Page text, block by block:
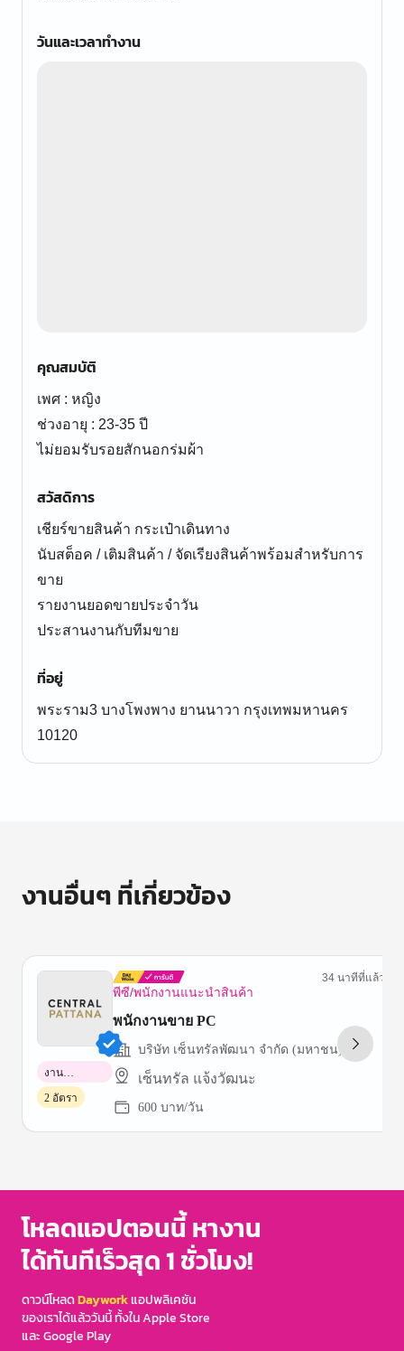
วันและเวลาทำงาน
คุณสมบัติ
เพศ : หญิง
ช่วงอายุ : 23-35 ปี
ไม่ยอมรับรอยสักนอกร่มผ้า
สวัสดิการ
เชียร์ขายสินค้า กระเป๋าเดินทาง
นับสต็อค / เติมสินค้า / จัดเรียงสินค้าพร้อมสำหรับการ
ขาย
รายงานยอดขายประจำวัน
ประสานงานกับทีมขาย
ที่อยู่
พระราม3 บางโพงพาง ยานนาวา กรุงเทพมหานคร
10120
งานอื่นๆ ที่เกี่ยวข้อง
พีซี/พนักงานแนะนำสินค้า
34 นาทีที่แล้ว
พนักงานขาย PC
บริษัท เซ็นทรัลพัฒนา จำกัด (มหาชน)
เซ็นทรัล แจ้งวัฒนะ
600 บาท/วัน
งาน
พาร์ทไทม์
2 อัตรา
of
โหลดแอปตอนนี้ หางาน
ได้ทันทีเร็วสุด 1 ชั่วโมง!
ดาวน์โหลดDayworkแอปพลิเคชัน
ของเราได้แล้ววันนี้ ทั้งใน Apple Store
และ Google Play